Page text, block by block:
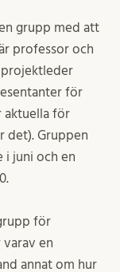
grupp med att
professor och
projektleder
för
aktuella för
det). Gruppen
i juni och en
för
en
annat om hur